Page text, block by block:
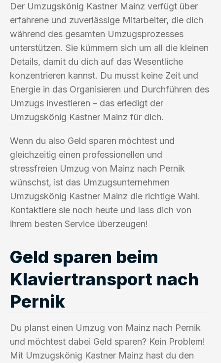
Der Umzugskönig Kastner Mainz verfügt über
erfahrene und zuverlässige Mitarbeiter, die dich
während des gesamten Umzugsprozesses
unterstützen. Sie kümmern sich um all die kleinen
Details, damit du dich auf das Wesentliche
konzentrieren kannst. Du musst keine Zeit und
Energie in das Organisieren und Durchführen des
Umzugs investieren – das erledigt der
Umzugskönig Kastner Mainz für dich.
Wenn du also Geld sparen möchtest und
gleichzeitig einen professionellen und
stressfreien Umzug von Mainz nach Pernik
wünschst, ist das Umzugsunternehmen
Umzugskönig Kastner Mainz die richtige Wahl.
Kontaktiere sie noch heute und lass dich von
ihrem besten Service überzeugen!
Geld sparen beim
Klaviertransport nach
Pernik
Du planst einen Umzug von Mainz nach Pernik
und möchtest dabei Geld sparen? Kein Problem!
Mit Umzugskönig Kastner Mainz hast du den